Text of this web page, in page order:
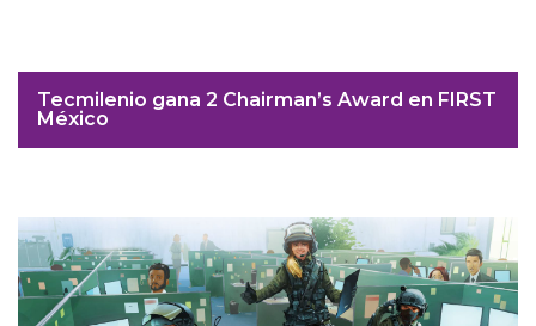
Tecmilenio gana 2 Chairman’s Award en FIRST
México